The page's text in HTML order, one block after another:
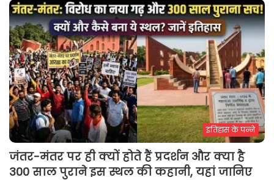
इतिहास के पन्ने
जंतर-मंतर पर ही क्यों होते हैं प्रदर्शन और क्या है
300 साल पुराने इस स्थल की कहानी, यहां जानिए